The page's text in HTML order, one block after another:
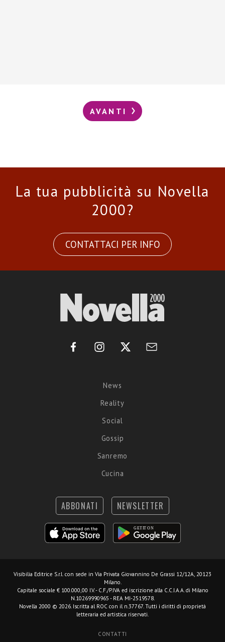
AVANTI
La tua pubblicità su Novella
2000?
CONTATTACI PER INFO
News
Reality
Social
Gossip
Sanremo
Cucina
ABBONATI NEWSLETTER
Visibilia Editrice S.r.l. con sede in Via Privata Giovannino De Grassi 12/12A, 20123
Milano.
Capitale sociale € 100.000,00 I.V. - C.F./P.IVA ed iscrizione alla C.C.I.A.A. di Milano
N.10269990965 - REA MI-2519578.
Novella 2000 © 2026. Iscritta al ROC con il n.37767. Tutti i diritti di proprietà
letteraria ed artistica riservati.
CONTATTI